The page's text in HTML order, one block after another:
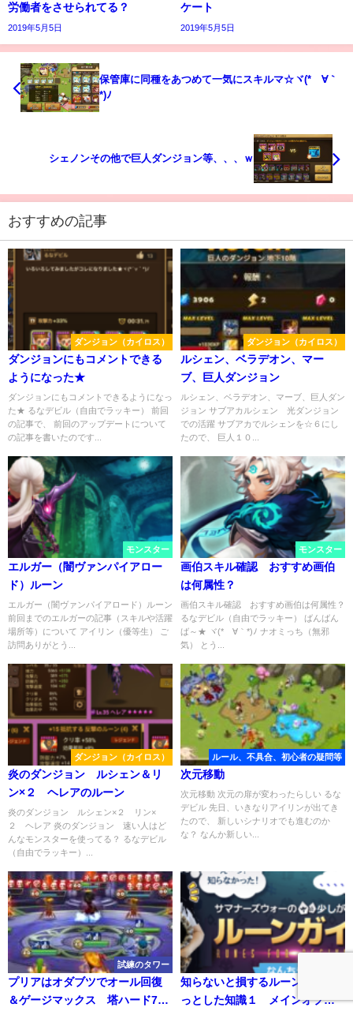
労働者をさせられてる？
2019年5月5日
ケート
2019年5月5日
保管庫に同種をあつめて一気にスキルマ☆ヾ(*´∀｀
*)ﾉ
シェノンその他で巨人ダンジョン等、、、ｗ
おすすめの記事
ダンジョン（カイロス）
ダンジョンにもコメントできる
ようになった★
ダンジョンにもコメントできるようになっ
た★ るなデビル（自由でラッキー） 前回
の記事で、 前回のアップデートについて
の記事を書いたのです...
ダンジョン（カイロス）
ルシェン、ベラデオン、マー
ブ、巨人ダンジョン
ルシェン、ベラデオン、マーブ、巨人ダン
ジョン サブアカルシェン 光ダンジョン
での活躍 サブアカでルシェンを☆６にし
たので、 巨人１０...
モンスター
エルガー（闇ヴァンパイアロー
ド）ルーン
エルガー（闇ヴァンパイアロード）ルーン
前回までのエルガーの記事（スキルや活躍
場所等）について アイリン（優等生） ご
訪問ありがとう...
モンスター
画伯スキル確認 おすすめ画伯
は何属性？
画伯スキル確認 おすすめ画伯は何属性？
るなデビル（自由でラッキー） ばんばん
ば～★ ヾ(*´∀｀*)ﾉ ナオミっち（無邪
気） とう...
ダンジョン（カイロス）
炎のダンジョン ルシェン＆リ
ン×２ ヘレアのルーン
炎のダンジョン ルシェン×２ リン×
２ ヘレア 炎のダンジョン 速い人はど
んなモンスターを使ってる？ るなデビル
（自由でラッキー）...
ルール、不具合、初心者の疑問等
次元移動
次元移動 次元の扉が変わったらしい るな
デビル 先日、いきなりアイリンが出てき
たので、 新しいシナリオでも進むのか
な？ なんか新しい...
試練のタワー
プリアはオダブツでオール回復
＆ゲージマックス 塔ハード76
知らないと損するルーンのちょ
っとした知識１ メインオプシ